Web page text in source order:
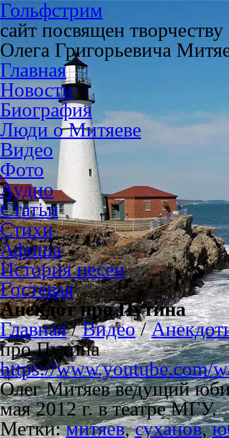
Гольфстрим
сайт посвящен
Олега Григорьевича
Главная
Новости
Биография
Люди о Митяеве
Видео
Фото
Аудио
Статьи
Стихи
Афиша
История песен
Гостевая
Анекдот про Путина
Главная/Видео/
про Путина
https://www.youtube.com/
Олег Митяев ведущий
мая 2012 г. в театре МГУ.
Метки:митяев,суханов,